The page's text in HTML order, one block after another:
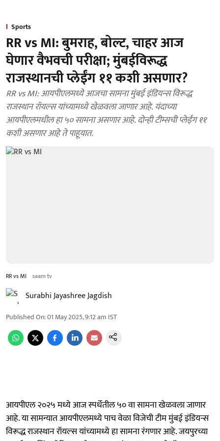
Sports
RR vs MI: बुमराह, बोल्ट, चाहर आज
घेणार वैभवची परीक्षा; मुंबईविरूद्ध
राजस्थानची प्लेईंग ११ कशी असणार?
RR vs MI: आयपीएलमध्ये आजचा सामना मुंबई इंडियन्स विरूद्ध
राजस्थान रॉयल्स यांच्यामध्ये खेळवला जाणार आहे. यंदाच्या
आयपीएलमधील हा ५० सामना असणार आहे. दोन्ही टीम्सची प्लेईंग ११
कशी असणार आहे ते पाहूयात.
RR vs MI saam tv
Surabhi Jayashree Jagdish
Published On:01 May 2025, 9:12 am IST
आयपीएल २०२५ मध्ये आज स्पर्धेतील ५० वा सामना खेळवला जाणार
आहे. या सामन्यात आयपीएलमध्ये पाच वेळा विजेची टीम मुंबई इंडियन्स
विरूद्ध राजस्थान रॉयल्स यांच्यामध्ये हा सामना रंगणार आहे. जयपुरच्या